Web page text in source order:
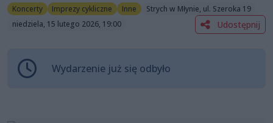
Koncerty Imprezy cykliczne Inne
Strych w Młynie, ul. Szeroka 19
niedziela, 15 lutego 2026, 19:00
Udostępnij
Wydarzenie już się odbyło